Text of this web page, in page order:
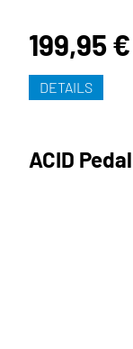
199,95 €
DETAILS
ACID